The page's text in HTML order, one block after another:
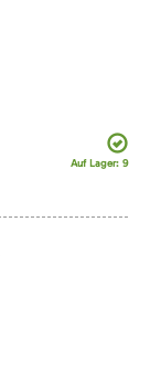
Auf Lager: 9